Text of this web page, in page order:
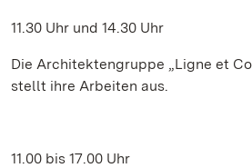
11.30 Uhr und 14.30 Uhr
Die Architektengruppe „Ligne et
stellt ihre Arbeiten aus.
11.00 bis 17.00 Uhr